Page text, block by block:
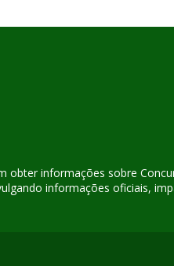
informações sobre
informações oficiais,